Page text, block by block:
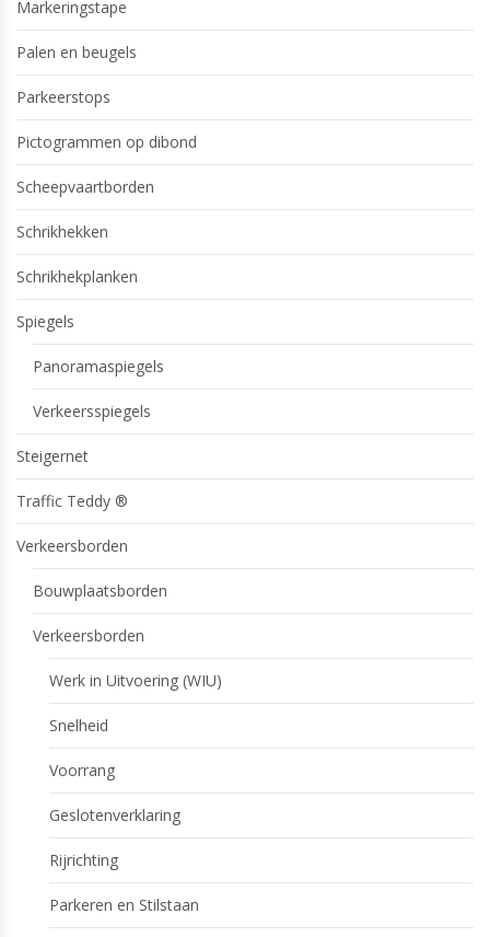
Markeringstape
Palen en beugels
Parkeerstops
Pictogrammen op dibond
Scheepvaartborden
Schrikhekken
Schrikhekplanken
Spiegels
Panoramaspiegels
Verkeersspiegels
Steigernet
Traffic Teddy ®
Verkeersborden
Bouwplaatsborden
Verkeersborden
Werk in Uitvoering (WIU)
Snelheid
Voorrang
Geslotenverklaring
Rijrichting
Parkeren en Stilstaan